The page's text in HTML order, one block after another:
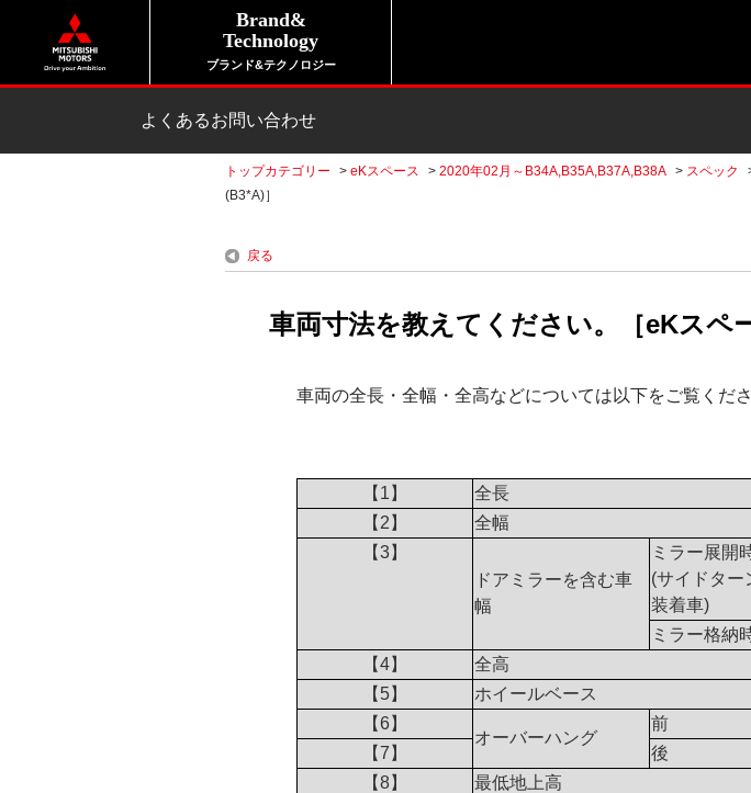
Brand&
Technology
ブランド&テクノロジー
よくあるお問い合わせ
トップカテゴリー > eKスペース > 2020年02月～B34A,B35A,B37A,B38A > スペック
(B3*A)］
戻る
車両寸法を教えてください。［eKスペ
車両の全長・全幅・全高などについては以下をご覧くださ
【1】
全長
【2】
全幅
【3】
ドアミラーを含む車
幅
ミラー展開
(サイドター
装着車)
ミラー格納
【4】
全高
【5】
ホイールベース
【6】
オーバーハング
前
【7】
後
【8】
最低地上高